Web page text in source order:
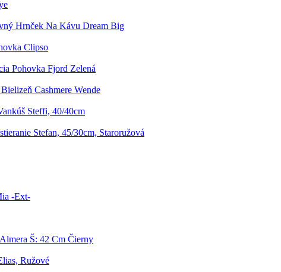
Hrnček Na Kávu Dream Big
Clipso
Pohovka Fjord Zelená
Cashmere Wende
Steffi, 40/40cm
Stefan, 45/30cm, Staroružová
-Ext-
Š: 42 Cm Čierny
Ružové